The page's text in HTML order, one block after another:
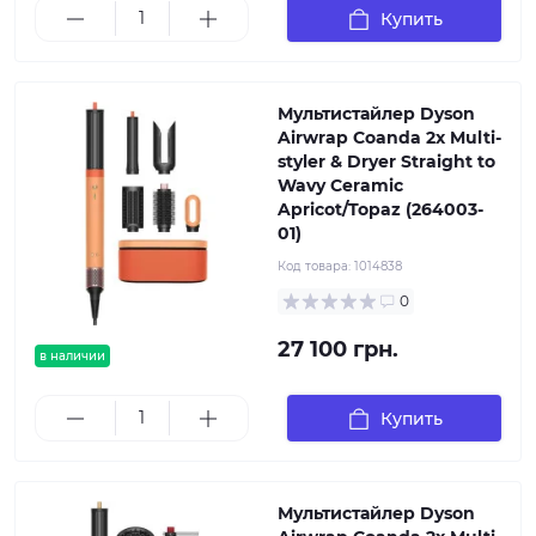
Купить
в наличии
Мультистайлер Dyson
Airwrap Coanda 2x Multi-
styler & Dryer Straight to
Wavy Ceramic
Apricot/Topaz (264003-
01)
Код товара: 1014838
0
27 100 грн.
Купить
Мультистайлер Dyson